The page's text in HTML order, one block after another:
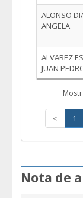
ALONSO
ANGELA
ALVAREZ
JUAN
< 1
Nota de